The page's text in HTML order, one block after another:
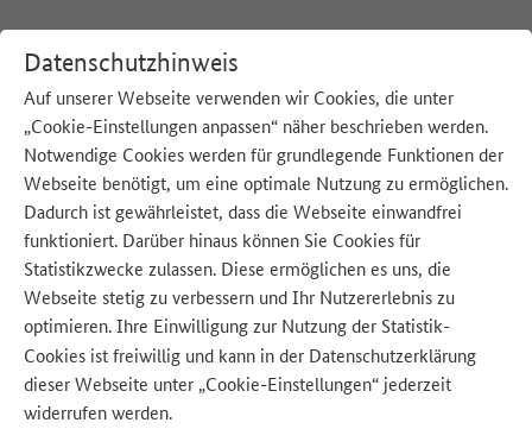
Datenschutzhinweis
Auf unserer Webseite verwenden wir Cookies, die unter
„Cookie-Einstellungen anpassen“ näher beschrieben werden.
Notwendige Cookies werden für grundlegende Funktionen der
Webseite benötigt, um eine optimale Nutzung zu ermöglichen.
Dadurch ist gewährleistet, dass die Webseite einwandfrei
funktioniert. Darüber hinaus können Sie Cookies für
Statistikzwecke zulassen. Diese ermöglichen es uns, die
Webseite stetig zu verbessern und Ihr Nutzererlebnis zu
optimieren. Ihre Einwilligung zur Nutzung der Statistik-
Cookies ist freiwillig und kann in der Datenschutzerklärung
dieser Webseite unter „Cookie-Einstellungen“ jederzeit
widerrufen werden.
:Startseite Unsere Strategie Veranstaltungen Quelle: AdobeStock – Piman Khrutmuang